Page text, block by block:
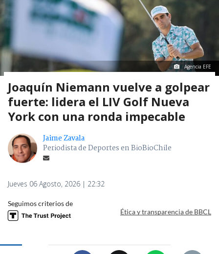
Agencia EFE
Joaquín Niemann vuelve a golpear
fuerte: lidera el LIV Golf Nueva
York con una ronda impecable
Jaime Zavala
Periodista de Deportes en BioBioChile
Jueves 06 Agosto, 2026 | 22:32
Seguimos criterios de
Ética y transparencia de BBCL